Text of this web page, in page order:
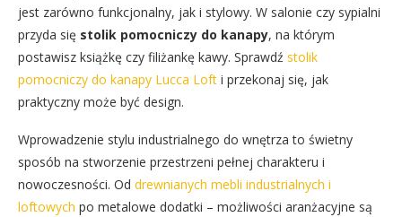
jest zarówno funkcjonalny, jak i stylowy. W salonie czy sypialni
przyda się stolik pomocniczy do kanapy, na którym
postawisz książkę czy filiżankę kawy. Sprawdź stolik
pomocniczy do kanapy Lucca Loft i przekonaj się, jak
praktyczny może być design.
Wprowadzenie stylu industrialnego do wnętrza to świetny
sposób na stworzenie przestrzeni pełnej charakteru i
nowoczesności. Od drewnianych mebli industrialnych i
loftowych po metalowe dodatki – możliwości aranżacyjne są